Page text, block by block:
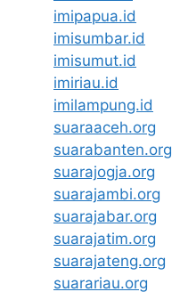
imipapua.id
imisumbar.id
imisumut.id
imiriau.id
imilampung.id
suaraaceh.org
suarabanten.org
suarajogja.org
suarajambi.org
suarajabar.org
suarajatim.org
suarajateng.org
suarariau.org